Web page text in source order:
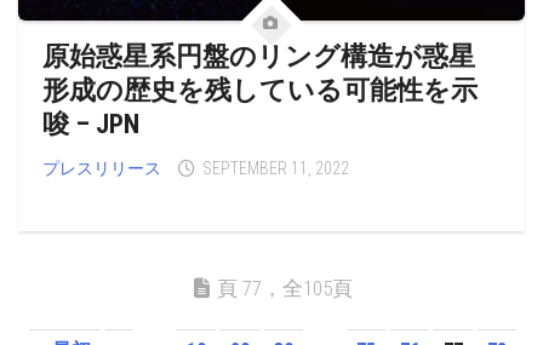
原始惑星系円盤のリング構造が惑星
形成の歴史を残している可能性を示
唆 – JPN
プレスリリース SEPTEMBER 11, 2022
頁 77，全105頁